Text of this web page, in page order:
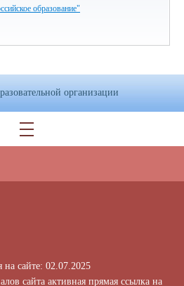
образование"
организации
на сайте: 02.07.2025
сайта активная прямая ссылка на